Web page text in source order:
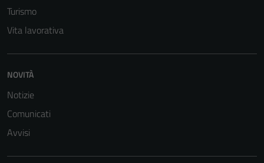
Turismo
Vita lavorativa
NOVITÀ
Notizie
Comunicati
Avvisi